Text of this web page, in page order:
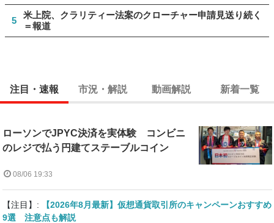
5
米上院、クラリティー法案のクローチャー申請見送り続く
＝報道
注目・速報 市況・解説 動画解説 新着一覧
ローソンでJPYC決済を実体験 コンビニ
のレジで払う円建てステーブルコイン
08/06 19:33
【注目】:
【2026年8月最新】仮想通貨取引所のキャンペーンおすすめ
9選 注意点も解説